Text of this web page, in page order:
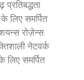
लिए समर्पित
रोज़ेन्स:
नेटवर्क
लिए समर्पित